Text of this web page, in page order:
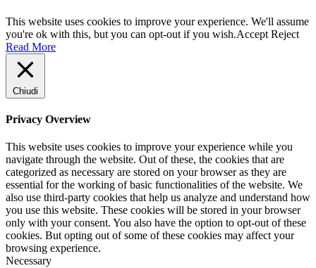
This website uses cookies to improve your experience. We'll assume
you're ok with this, but you can opt-out if you wish.Accept Reject
Read More
Chiudi
Privacy Overview
This website uses cookies to improve your experience while you
navigate through the website. Out of these, the cookies that are
categorized as necessary are stored on your browser as they are
essential for the working of basic functionalities of the website. We
also use third-party cookies that help us analyze and understand how
you use this website. These cookies will be stored in your browser
only with your consent. You also have the option to opt-out of these
cookies. But opting out of some of these cookies may affect your
browsing experience.
Necessary